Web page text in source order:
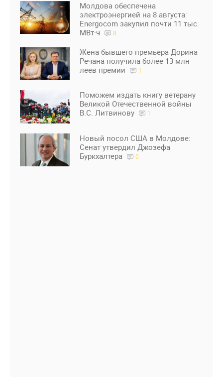
Молдова обеспечена
электроэнергией на 8 августа:
Energocom закупил почти 11 тыс.
МВт·ч
8
Жена бывшего премьера Дорина
Речана получила более 13 млн
леев премии
1
Поможем издать книгу ветерану
Великой Отечественной войны
В.С. Литвинову
1
Новый посол США в Молдове:
Сенат утвердил Джозефа
Буркхалтера
0